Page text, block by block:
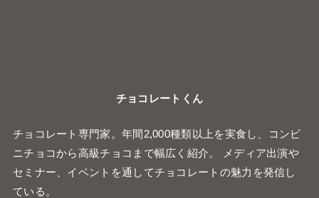
チョコレートくん
チョコレート専門家。年間2,000種類以上を実食し、コンビ
ニチョコから高級チョコまで幅広く紹介。 メディア出演や
セミナー、イベントを通してチョコレートの魅力を発信し
ている。